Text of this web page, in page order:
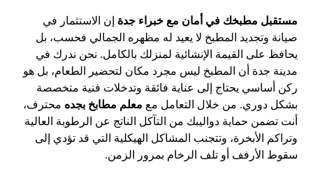
مستقبل مطبخك في أمان مع خبراء جدة إن الاستثمار في
صيانة وتجديد المطبخ لا يعيد له مظهره الجمالي فحسب، بل
يحافظ على القيمة الإنشائية لمنزلك بالكامل. نحن ندرك في
مدينة جدة أن المطبخ ليس مجرد مكان لتحضير الطعام، بل هو
ركن أساسي يحتاج إلى عناية فائقة وتدخلات فنية متخصصة
بشكل دوري. من خلال التعامل مع معلم مطابخ بجده محترف،
أنت تضمن حماية دواليبك من التآكل الناتج عن الرطوبة العالية
وتراكم الأبخرة، وتتجنب المشاكل الهيكلية التي قد تؤدي إلى
سقوط الأرفف أو تلف الرخام بمرور الزمن.